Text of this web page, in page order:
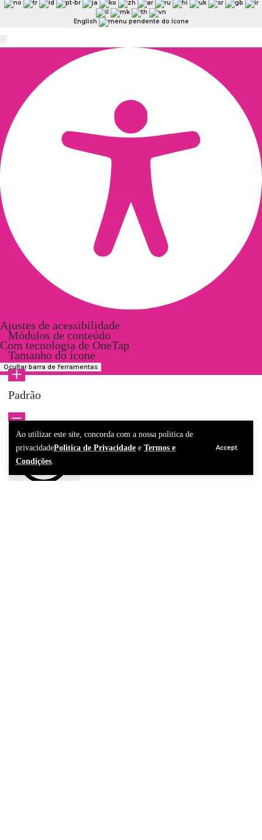
Ao utilizar este site, concorda com a nossa politica de
privacidadePolitica de Privacidade e Termos e
Condições.
Accept
English
Ajustes de acessibilidade
Com tecnologia de OneTap
Ocultar barra de ferramentas
Módulos de conteúdo
Tamanho do ícone
Padrão